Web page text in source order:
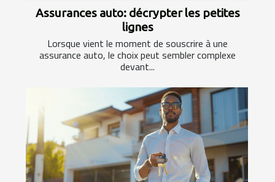
Assurances auto: décrypter les petites
lignes
Lorsque vient le moment de souscrire à une
assurance auto, le choix peut sembler complexe
devant...